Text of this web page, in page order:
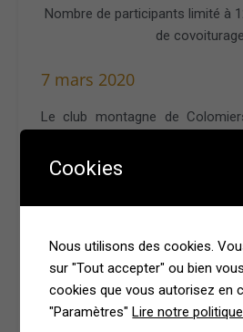
Nombre de participants limité à
de
7 mars 2020
Le club montagne de
promotion avec un appui
Bouconne*.
soleil se sont lancés dans la
franchi quelques piscines par
sommes restés sur ce
échauffements notre
Cookies
Nous utilisons des cookies.
sur "Tout accepter" ou bien
cookies que vous autorisez en
"Paramètres"Lire notre